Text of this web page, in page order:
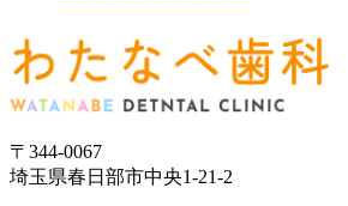
〒344-0067
埼玉県春日部市中央1-21-2